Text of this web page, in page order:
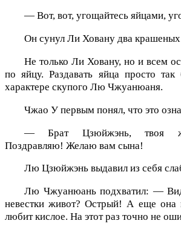
— Вот, вот, угощайтесь яйцами,
Он сунул Ли Ховану два крашеных
Не только Ли Ховану, но и всем
по яйцу. Раздавать яйца просто
характере скупого Лю Чжуанюаня.
Чжао У первым понял, что это
— Брат Цзюйжэнь, твоя
Поздравляю! Желаю вам сына!
Лю Цзюйжэнь выдавил из себя
Лю Чжуанюань подхватил: —
невестки живот? Острый! А еще она
любит кислое. На этот раз точно не